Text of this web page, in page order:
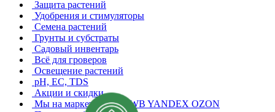
Защита растений
Удобрения и стимуляторы
Семена растений
Грунты и субстраты
Садовый инвентарь
Всё для гроверов
Освещение растений
pH, EC, TDS
Акции и скидки
Мы на маркетплейсах WB YANDEX OZON